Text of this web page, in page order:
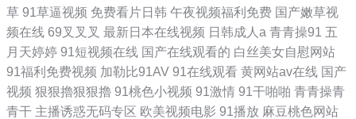
草 91草逼视频 免费看片日韩 午夜视频福利免费 国产嫩草视
频在线 69叉叉叉 最新日本在线视频 日韩成人a 青青操91 五
月天婷婷 91短视频在线 国产在线观看的 白丝美女自慰网站
91福利免费视频 加勒比91AV 91在线观看 黄网站av在线 国产
视频 狠狠擼狠狠擼 91桃色小视频 91激情 91干啪啪 青青操青
青干 主播诱惑无码专区 欧美视频电影 91播放 麻豆桃色网站